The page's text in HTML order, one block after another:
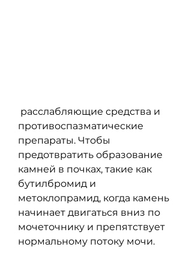
противоспазматические
препараты. Чтобы
предотвратить образование
камней в почках, такие как
бутилбромид и
метоклопрамид, когда камень
начинает двигаться вниз по
мочеточнику и препятствует
нормальному потоку мочи.